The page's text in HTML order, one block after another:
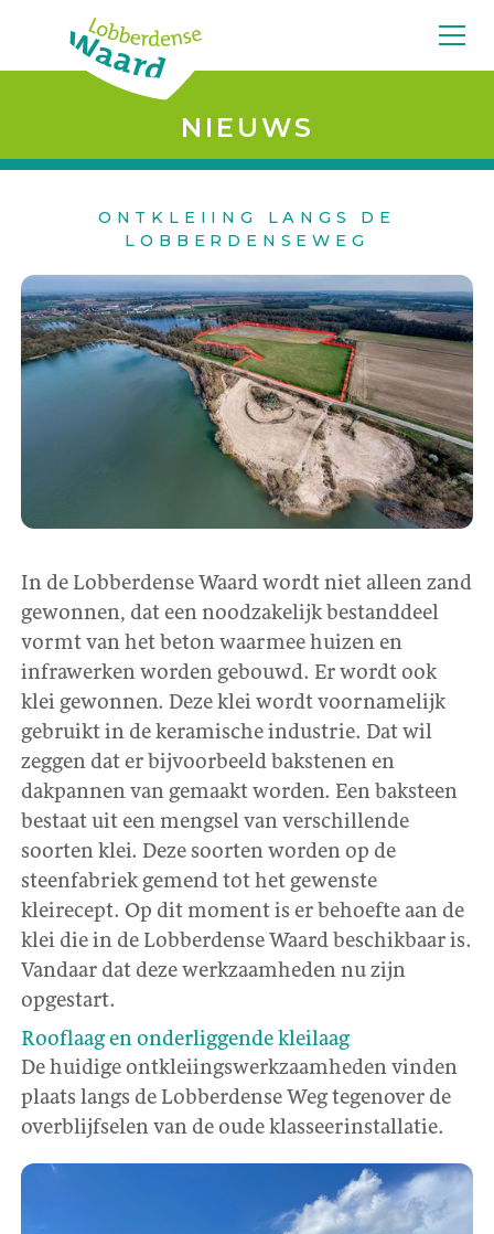
NIEUWS
ONTKLEIING LANGS DE
LOBBERDENSEWEG
In de Lobberdense Waard wordt niet alleen zand
gewonnen, dat een noodzakelijk bestanddeel
vormt van het beton waarmee huizen en
infrawerken worden gebouwd. Er wordt ook
klei gewonnen. Deze klei wordt voornamelijk
gebruikt in de keramische industrie. Dat wil
zeggen dat er bijvoorbeeld bakstenen en
dakpannen van gemaakt worden. Een baksteen
bestaat uit een mengsel van verschillende
soorten klei. Deze soorten worden op de
steenfabriek gemend tot het gewenste
kleirecept. Op dit moment is er behoefte aan de
klei die in de Lobberdense Waard beschikbaar is.
Vandaar dat deze werkzaamheden nu zijn
opgestart.
Rooflaag en onderliggende kleilaag
De huidige ontkleiingswerkzaamheden vinden
plaats langs de Lobberdense Weg tegenover de
overblijfselen van de oude klasseerinstallatie.